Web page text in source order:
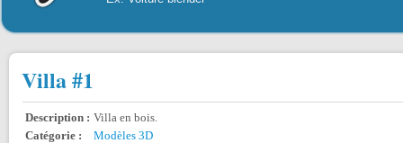
Villa #1
Description : Villa en bois.
Catégorie :
Modèles 3D